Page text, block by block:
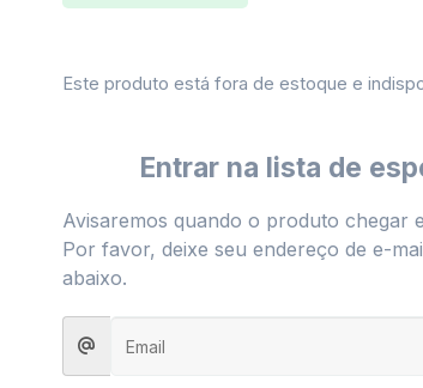
Este produto está fora de estoque e
Entrar na lista de
Avisaremos quando o produto chegar
Por favor, deixe seu endereço de e-
abaixo.